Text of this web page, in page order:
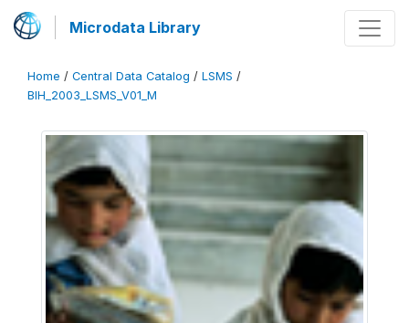
Microdata Library
Home / Central Data Catalog / LSMS /
BIH_2003_LSMS_V01_M